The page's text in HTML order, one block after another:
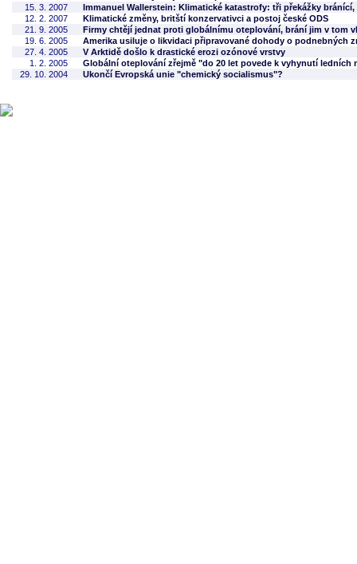
15. 3. 2007
Immanuel Wallerstein: Klimatické katastrofy: tři překážky
12. 2. 2007
Klimatické změny, britští konzervativci a postoj české ODS
21. 9. 2005
Firmy chtějí jednat proti globálnímu oteplování, brání jim v tom
19. 6. 2005
Amerika usiluje o likvidaci připravované dohody o podnebných
27. 4. 2005
V Arktidě došlo k drastické erozi ozónové vrstvy
1. 2. 2005
Globální oteplování zřejmě "do 20 let povede k vyhynutí ledních
29. 10. 2004
Ukončí Evropská unie "chemický socialismus"?